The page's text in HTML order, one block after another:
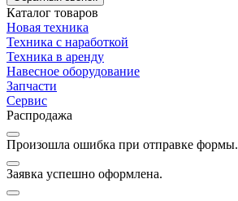
Каталог товаров
Новая техника
Техника с наработкой
Техника в аренду
Навесное оборудование
Запчасти
Сервис
Распродажа
Произошла ошибка при отправке формы.
Заявка успешно оформлена.